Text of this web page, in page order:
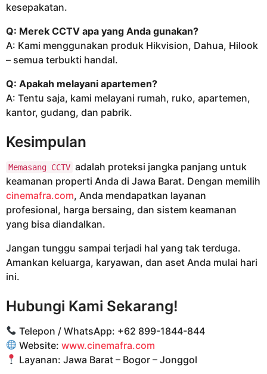
kesepakatan.
Q: Merek CCTV apa yang Anda gunakan?
A: Kami menggunakan produk Hikvision, Dahua, Hilook
– semua terbukti handal.
Q: Apakah melayani apartemen?
A: Tentu saja, kami melayani rumah, ruko, apartemen,
kantor, gudang, dan pabrik.
Kesimpulan
Memasang CCTV adalah proteksi jangka panjang untuk
keamanan properti Anda di Jawa Barat. Dengan memilih
cinemafra.com, Anda mendapatkan layanan
profesional, harga bersaing, dan sistem keamanan
yang bisa diandalkan.
Jangan tunggu sampai terjadi hal yang tak terduga.
Amankan keluarga, karyawan, dan aset Anda mulai hari
ini.
Hubungi Kami Sekarang!
Telepon / WhatsApp: +62 899-1844-844
Website:www.cinemafra.com
Layanan: Jawa Barat – Bogor – Jonggol